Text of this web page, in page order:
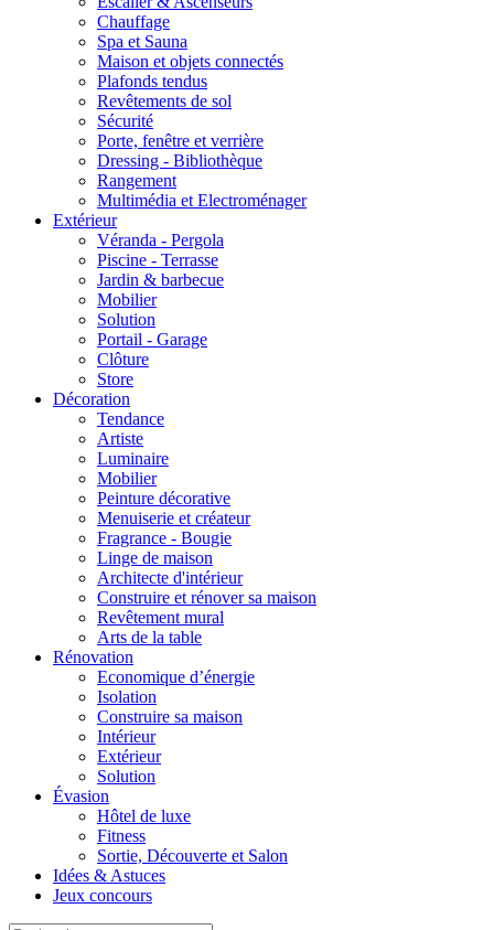
Chauffage
Spa et Sauna
Maison et objets connectés
Plafonds tendus
Revêtements de sol
Sécurité
Porte, fenêtre et verrière
Dressing - Bibliothèque
Rangement
Multimédia et Electroménager
Extérieur
Véranda - Pergola
Piscine - Terrasse
Jardin & barbecue
Mobilier
Solution
Portail - Garage
Clôture
Store
Décoration
Tendance
Artiste
Luminaire
Mobilier
Peinture décorative
Menuiserie et créateur
Fragrance - Bougie
Linge de maison
Architecte d'intérieur
Construire et rénover sa maison
Revêtement mural
Arts de la table
Rénovation
Economique d’énergie
Isolation
Construire sa maison
Intérieur
Extérieur
Solution
Évasion
Hôtel de luxe
Fitness
Sortie, Découverte et Salon
Idées & Astuces
Jeux concours